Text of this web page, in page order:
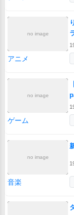
no image
アニメ
no image
ゲーム
no image
音楽